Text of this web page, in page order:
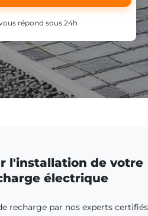
répond sous 24h
l'installation de votre
électrique
recharge par nos experts certifiés